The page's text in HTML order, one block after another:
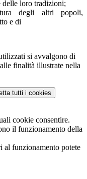
delle loro tradizioni;
degli altri popoli,
e di
si avvalgono di
finalità illustrate nella
tutti i cookies
cookie consentire.
il funzionamento della
al funzionamento potete